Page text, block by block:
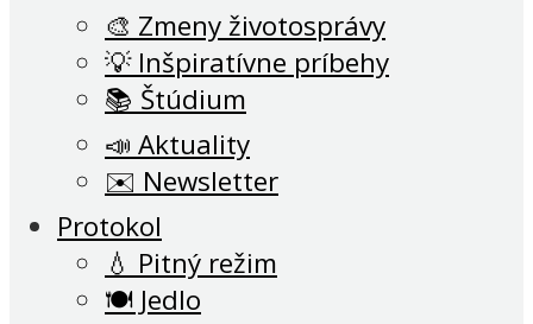
🎨 Zmeny životosprávy
💡 Inšpiratívne príbehy
📚 Štúdium
📣 Aktuality
✉️ Newsletter
Protokol
💧 Pitný režim
🍽 Jedlo